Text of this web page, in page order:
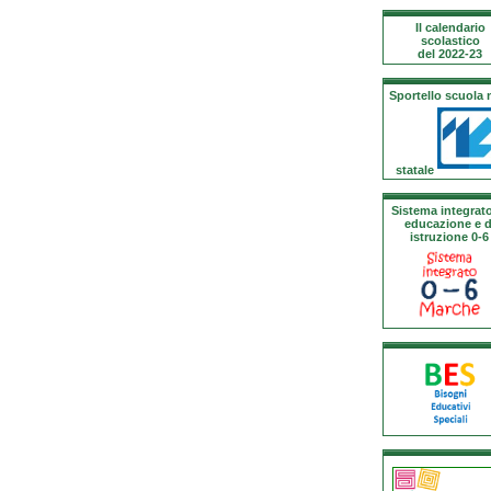
Il calendario
scolastico
del 2022-23
Sportello scuola
statale
Sistema
educazione e
istruzione 0-6